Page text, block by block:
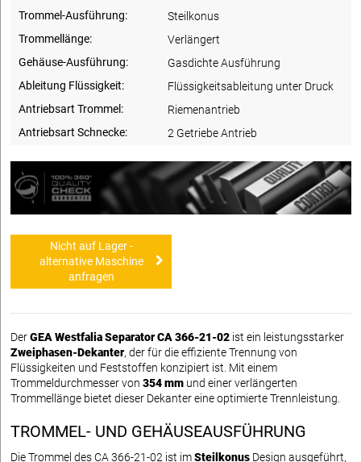
Trommel-Ausführung:
Steilkonus
Trommellänge:
Verlängert
Gehäuse-Ausführung:
Gasdichte Ausführung
Ableitung Flüssigkeit:
Flüssigkeitsableitung unter Druck
Antriebsart Trommel:
Riemenantrieb
Antriebsart Schnecke:
2 Getriebe Antrieb
Nicht auf Lager -
alternative Maschine
anfragen
DerGEA Westfalia Separator CA 366-21-02 ist ein leistungsstarker
Zweiphasen-Dekanter, der für die effiziente Trennung von
Flüssigkeiten und Feststoffen konzipiert ist. Mit einem
Trommeldurchmesser von 354 mm und einer verlängerten
Trommellänge bietet dieser Dekanter eine optimierte Trennleistung.
TROMMEL- UND GEHÄUSEAUSFÜHRUNG
Die Trommel des CA 366-21-02 ist imSteilkonus Design ausgeführt,